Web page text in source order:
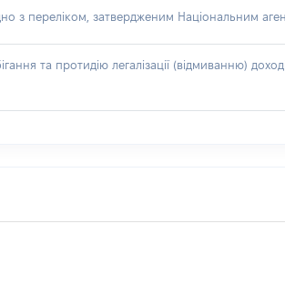
переліком, затвердженим Національним
та протидію легалізації (відмиванню)